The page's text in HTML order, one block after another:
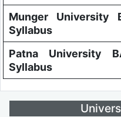
Munger University
Syllabus
Patna University
Syllabus